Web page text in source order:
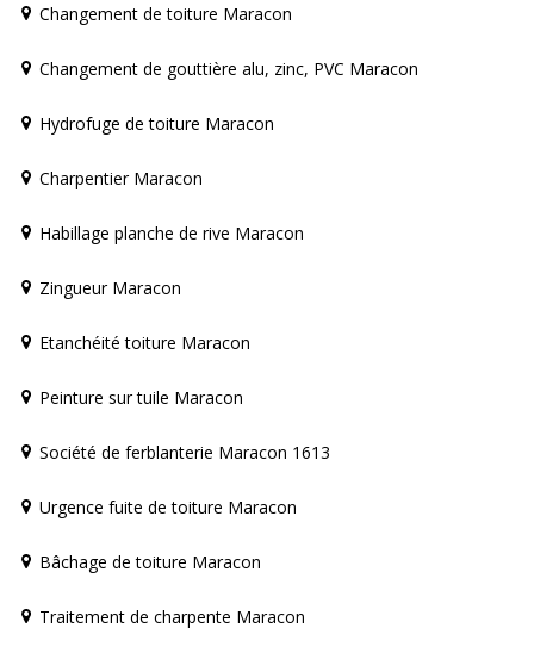
Changement de toiture Maracon
Changement de gouttière alu, zinc, PVC Maracon
Hydrofuge de toiture Maracon
Charpentier Maracon
Habillage planche de rive Maracon
Zingueur Maracon
Etanchéité toiture Maracon
Peinture sur tuile Maracon
Société de ferblanterie Maracon 1613
Urgence fuite de toiture Maracon
Bâchage de toiture Maracon
Traitement de charpente Maracon